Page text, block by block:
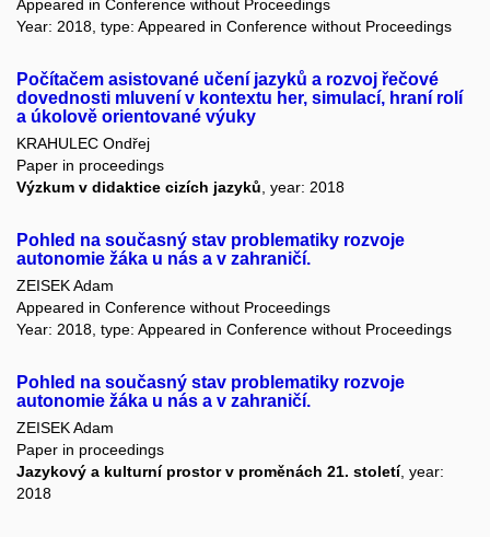
Appeared in Conference without Proceedings
Year: 2018, type: Appeared in Conference without Proceedings
Počítačem asistované učení jazyků a rozvoj řečové
dovednosti mluvení v kontextu her, simulací, hraní rolí
a úkolově orientované výuky
KRAHULEC Ondřej
Paper in proceedings
Výzkum v didaktice cizích jazyků , year: 2018
Pohled na současný stav problematiky rozvoje
autonomie žáka u nás a v zahraničí.
ZEISEK Adam
Appeared in Conference without Proceedings
Year: 2018, type: Appeared in Conference without Proceedings
Pohled na současný stav problematiky rozvoje
autonomie žáka u nás a v zahraničí.
ZEISEK Adam
Paper in proceedings
Jazykový a kulturní prostor v proměnách 21. století, year:
2018